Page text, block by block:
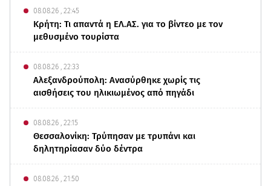
08.08.26 , 22:45
Κρήτη: Τι απαντά η ΕΛ.ΑΣ. για το βίντεο με τον
μεθυσμένο τουρίστα
08.08.26 , 22:33
Αλεξανδρούπολη: Ανασύρθηκε χωρίς τις
αισθήσεις του ηλικιωμένος από πηγάδι
08.08.26 , 22:15
Θεσσαλονίκη: Τρύπησαν με τρυπάνι και
δηλητηρίασαν δύο δέντρα
08.08.26 , 21:50